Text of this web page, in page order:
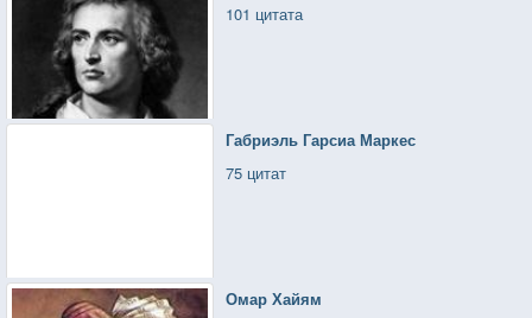
101 цитата
Габриэль Гарсиа Маркес
75 цитат
Омар Хайям